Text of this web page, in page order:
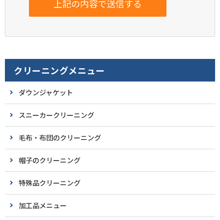
クリーニングメニュー
ダウンジャケット
スニーカークリーニング
毛布・布団のクリーニング
帽子のクリーニング
特殊品クリーニング
加工品メニュー